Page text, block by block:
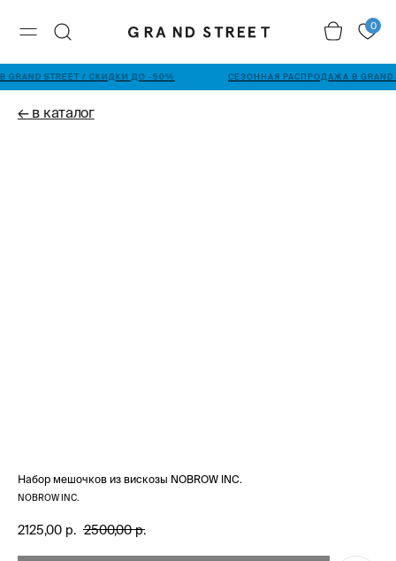
0
STREET / СКИДКИ ДО -50% СЕЗОННАЯ РАСПРОДАЖА В GRAND
← в каталог
Набор мешочков из вискозы NOBROW INC.
NOBROW INC.
2125,00 р. 2500,00 р.